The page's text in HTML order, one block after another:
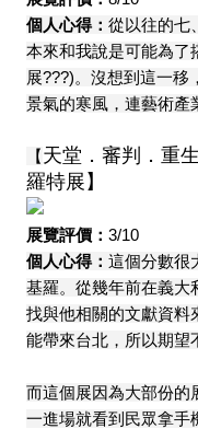
個人心得： 從以往的七
本來和我說是可能為了
展???)。沒想到這一移
景氣的寒風，連藝術產
【天堂．審判．重
羅特展】
展覽評價： 3/10
個人心得： 這個分數很
基羅。從幾年前在義大
找與他相關的文獻資料
能帶來台北，所以期望
而這個展因為大部份的
一進場就看到民眾拿手